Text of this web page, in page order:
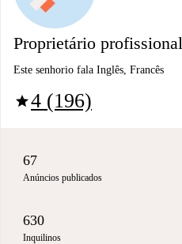
Proprietário profissional
Este senhorio fala Inglês, Francês
star4 (196)
67
Anúncios publicados
630
Inquilinos